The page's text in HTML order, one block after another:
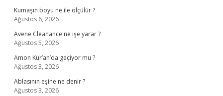
Kumaşın boyu ne ile ölçülür ?
Ağustos 6, 2026
Avene Cleanance ne işe yarar ?
Ağustos 5, 2026
Amon Kur’an’da geçiyor mu ?
Ağustos 3, 2026
Ablasının eşine ne denir ?
Ağustos 3, 2026